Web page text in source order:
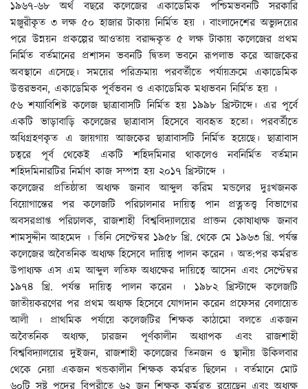
১৯৬৭-৬৮ অর্থ বছরে কলেজের একাডেমিক পশ্চিমভবনটি সরকারি
মঞ্জুরীকৃত ৩ লক্ষ ৫০ হাজার টাকায় নির্মিত হয় । বাংলাদেশের অভ্যুদয়ের
পরে উন্নয়ন প্রকল্পের আওতায় বরাদ্দকৃত ৫ লক্ষ টাকায় কলেজের প্রথম
নির্মিত বর্তমানের প্রশাসন ভবনটি দ্বিতল ভবনে রূপলাভ করে আজকের
অবস্থানে এসেছে। সময়ের পরিক্রমায় পরবর্তীতে পর্যায়ক্রমে একাডেমিক
উত্তরভবন, একাডেমিক পূর্বভবন ও একাডেমিক মধ্যভবন নির্মিত হয় ।
৫৬ শয্যাবিশিষ্ট কলেজ ছাত্রাবাসটি নির্মিত হয় ১৯৯৮ খ্রিস্টাব্দে। এর পূর্বে
একটি ভাড়াবাড়ি কলেজের ছাত্রাবাস হিসেবে ব্যবহৃত হতো। পরবর্তীতে
অধিগ্রহণকৃত এ জায়গায় আজকের ছাত্রাবাসটি নির্মিত হয়েছে। ছাত্রাবাস
চত্বরে পূর্ব থেকেই একটি শহিদমিনার থাকলেও নবনির্মিত বর্তমান
শহিদমিনারটির নির্মাণ কাজ সম্পন্ন হয় ২০১৭ খ্রিস্টাব্দে ।
কলেজের প্রতিষ্ঠাতা অধ্যক্ষ জনাব আব্দুল করিম মন্ডলের দুঃখজনক
বিয়োগান্তের পর কলেজটি পরিচালনার দায়িত্ব পান প্রত্নতত্ত্ব বিভাগের
অবসরপ্রাপ্ত পরিচালক, রাজশাহী বিশ্ববিদ্যালয়ের প্রাক্তন কোষাধ্যক্ষ জনাব
শামসুদ্দীন আহমেদ । তিনি সেপ্টেম্বর ১৯৫৮ খ্রি. থেকে মে ১৯৬৩ খ্রি. পর্যন্ত
কলেজের অবৈতনিক অধ্যক্ষ হিসেবে দায়িত্ব পালন করেন । অত:পর কর্মরত
উপাধ্যক্ষ এস এম আব্দুল লতিফ অধ্যক্ষের দায়িত্বে আসেন এবং সেপ্টেম্বর
১৯৭৪ খ্রি. পর্যন্ত দায়িত্ব পালন করেন । ১৯৮২ খ্রিস্টাব্দে কলেজটি
জাতীয়করণের পর প্রথম অধ্যক্ষ হিসেবে যোগদান করেন প্রফেসর বেলায়েত
আলী । প্রাথমিক পর্যায়ে কলেজটির শিক্ষক কাঠামো বলতে একজন
অবৈতনিক অধ্যক্ষ, চারজন পূর্ণকালীন অধ্যাপক এবং রাজশাহী
বিশ্ববিদ্যালয়ের দুইজন, রাজশাহী কলেজের তিনজন ও স্থানীয় উকিলবার
থেকে নেয়া একজন খন্ডকালীন শিক্ষক কর্মরত ছিলেন । বর্তমানে মোট